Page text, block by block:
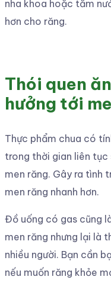
nha khoa hoặc tăm
hơn cho răng.
Thói quen
hưởng tới
Thực phẩm chua có
trong thời gian liên
men răng. Gây ra tình
men răng nhanh hơn.
Đồ uống có gas cũng
men răng nhưng lại là
nhiều người. Bạn cần
nếu muốn răng khỏe